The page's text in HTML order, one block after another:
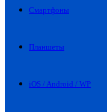
Смартфоны
Планшеты
iOS / Android / WP